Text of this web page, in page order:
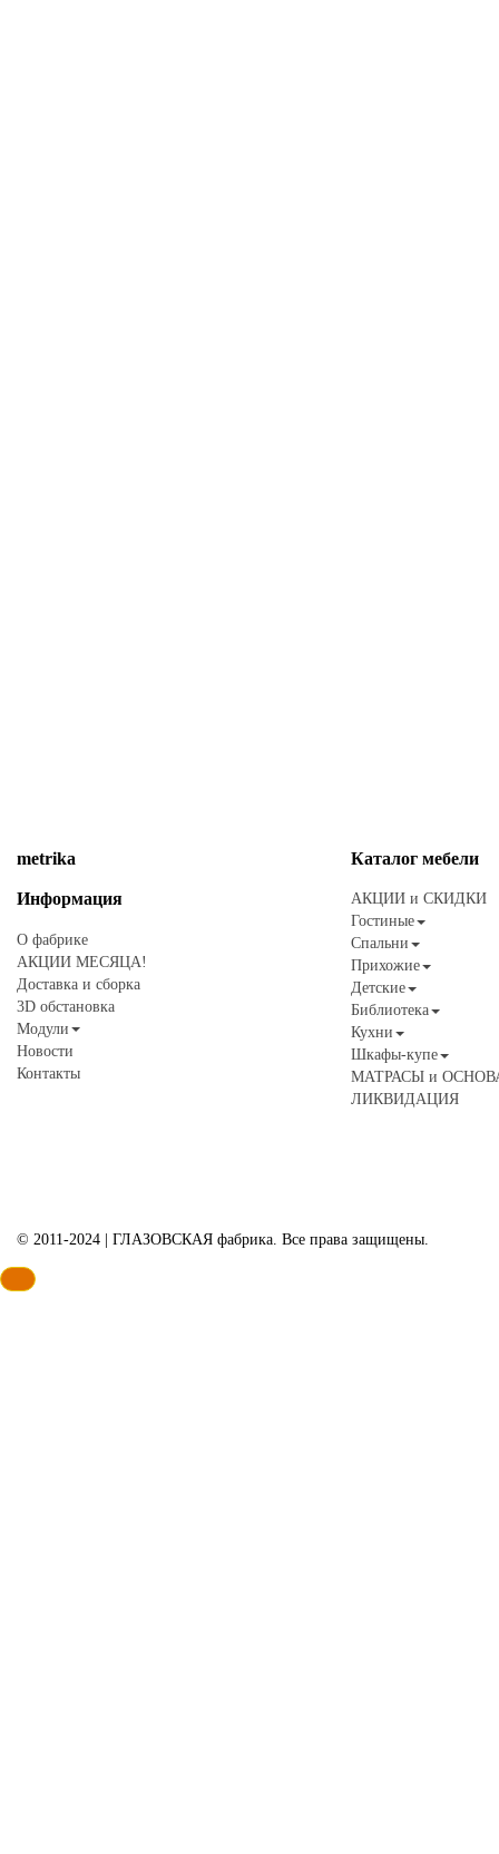
metrika
Информация
О фабрике
АКЦИИ МЕСЯЦА!
Доставка и сборка
3D обстановка
Модули
Новости
Контакты
Каталог мебели
АКЦИИ и СКИДКИ
Гостиные
Спальни
Прихожие
Детские
Библиотека
Кухни
Шкафы-купе
МАТРАСЫ и
ЛИКВИДАЦИЯ
© 2011-2024 | ГЛАЗОВСКАЯ фабрика. Все права защищены.